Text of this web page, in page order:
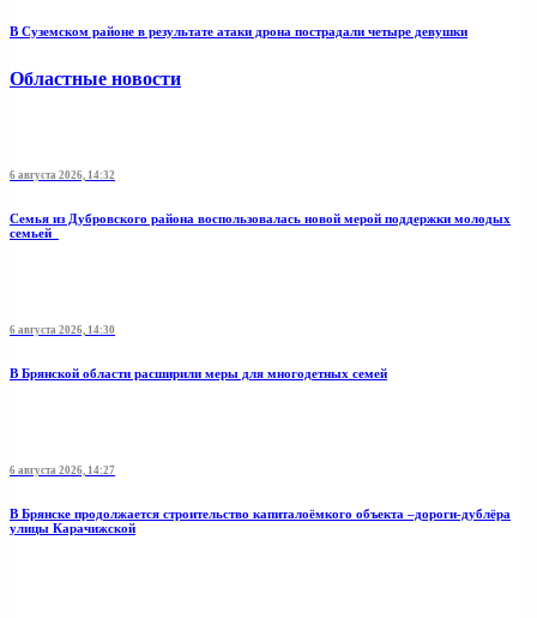
В Суземском районе в результате атаки дрона пострадали четыре девушки
Областные новости
6 августа 2026, 14:32
Семья из Дубровского района воспользовалась новой мерой поддержки молодых
семьей
6 августа 2026, 14:30
В Брянской области расширили меры для многодетных семей
6 августа 2026, 14:27
В Брянске продолжается строительство капиталоёмкого объекта –дороги-дублёра
улицы Карачижской